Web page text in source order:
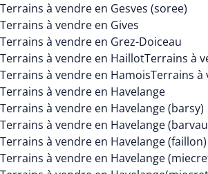
Terrains à vendre en Gesves (soree)
Terrains à vendre en Gives
Terrains à vendre en Grez-Doiceau
Terrains à vendre en HaillotTerrains à
Terrains à vendre en HamoisTerrains à
Terrains à vendre en Havelange
Terrains à vendre en Havelange (barsy)
Terrains à vendre en Havelange
Terrains à vendre en Havelange (faillon)
Terrains à vendre en Havelange